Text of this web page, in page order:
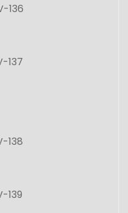
136
137
138
139